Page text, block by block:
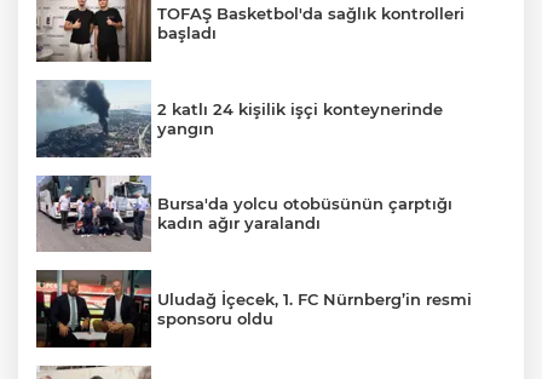
TOFAŞ Basketbol'da sağlık kontrolleri
başladı
2 katlı 24 kişilik işçi konteynerinde
yangın
Bursa'da yolcu otobüsünün çarptığı
kadın ağır yaralandı
Uludağ İçecek, 1. FC Nürnberg’in resmi
sponsoru oldu